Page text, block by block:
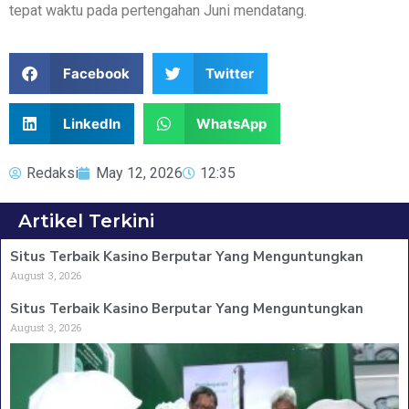
tepat waktu pada pertengahan Juni mendatang.
Facebook Twitter
LinkedIn WhatsApp
Redaksi May 12, 2026 12:35
Artikel Terkini
Situs Terbaik Kasino Berputar Yang Menguntungkan
August 3, 2026
Situs Terbaik Kasino Berputar Yang Menguntungkan
August 3, 2026